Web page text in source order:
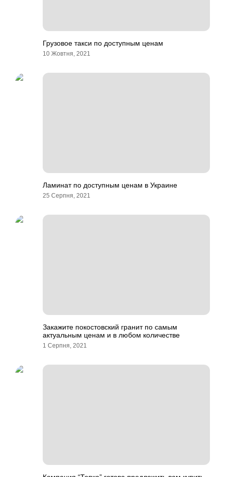
Грузовое такси по доступным ценам
10 Жовтня, 2021
Ламинат по доступным ценам в Украине
25 Серпня, 2021
Закажите покостовский гранит по самым
актуальным ценам и в любом количестве
1 Серпня, 2021